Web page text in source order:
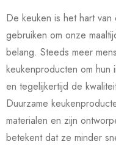
De keuken is het hart
gebruiken om onze
belang. Steeds meer
keukenproducten om hun
en tegelijkertijd de
Duurzame
materialen en zijn
betekent dat ze minder